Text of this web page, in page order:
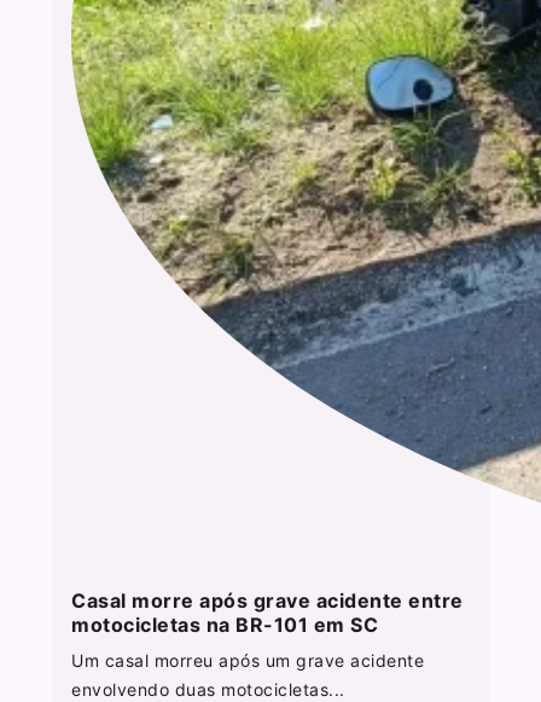
Casal morre após grave acidente entre
motocicletas na BR-101 em SC
Um casal morreu após um grave acidente
envolvendo duas motocicletas...